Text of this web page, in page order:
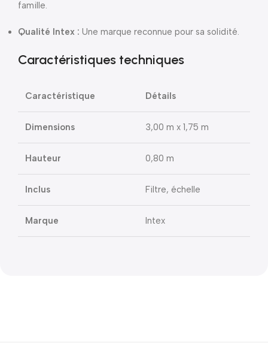
famille.
Qualité Intex : Une marque reconnue pour sa solidité.
Caractéristiques techniques
Caractéristique Détails
Dimensions 3,00 m x 1,75 m
Hauteur 0,80 m
Inclus Filtre, échelle
Marque Intex